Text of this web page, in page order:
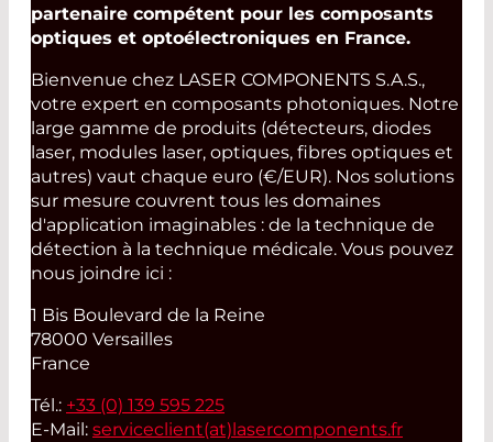
partenaire compétent pour les composants
optiques et optoélectroniques en France.
Bienvenue chez LASER COMPONENTS S.A.S.,
votre expert en composants photoniques. Notre
large gamme de produits (détecteurs, diodes
laser, modules laser, optiques, fibres optiques et
autres) vaut chaque euro (€/EUR). Nos solutions
sur mesure couvrent tous les domaines
d'application imaginables : de la technique de
détection à la technique médicale. Vous pouvez
nous joindre ici :
1 Bis Boulevard de la Reine
78000 Versailles
France
Tél.: +33 (0) 139 595 225
E-Mail: serviceclient(at)lasercomponents.fr